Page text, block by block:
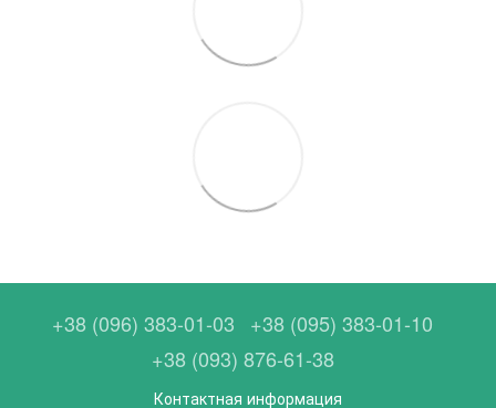
+38 (096) 383-01-03
+38 (095) 383-01-10
+38 (093) 876-61-38
Контактная информация